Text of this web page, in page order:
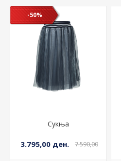
-50%
Сукња
3.795,00 ден.
7.590,00